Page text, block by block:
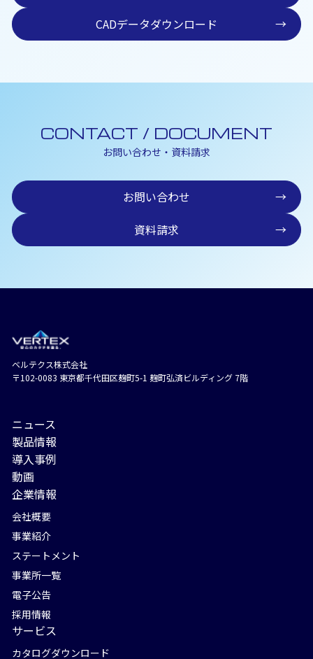
CADデータダウンロード
→
CONTACT / DOCUMENT
お問い合わせ・資料請求
お問い合わせ
→
資料請求
→
ベルテクス株式会社
〒102-0083 東京都千代⽥区麹町5-1 麹町弘済ビルディング 7階
ニュース
製品情報
導入事例
動画
企業情報
会社概要
事業紹介
ステートメント
事業所一覧
電子公告
採用情報
サービス
カタログダウンロード